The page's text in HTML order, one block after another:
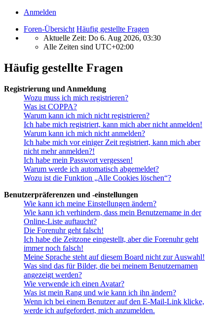
Anmelden
Foren-Übersicht Häufig gestellte Fragen
Aktuelle Zeit: Do 6. Aug 2026, 03:30
Alle Zeiten sind UTC+02:00
Häufig gestellte Fragen
Registrierung und Anmeldung
Wozu muss ich mich registrieren?
Was ist COPPA?
Warum kann ich mich nicht registrieren?
Ich habe mich registriert, kann mich aber nicht anmelden!
Warum kann ich mich nicht anmelden?
Ich habe mich vor einiger Zeit registriert, kann mich aber
nicht mehr anmelden?!
Ich habe mein Passwort vergessen!
Warum werde ich automatisch abgemeldet?
Wozu ist die Funktion „Alle Cookies löschen“?
Benutzerpräferenzen und -einstellungen
Wie kann ich meine Einstellungen ändern?
Wie kann ich verhindern, dass mein Benutzername in der
Online-Liste auftaucht?
Die Forenuhr geht falsch!
Ich habe die Zeitzone eingestellt, aber die Forenuhr geht
immer noch falsch!
Meine Sprache steht auf diesem Board nicht zur Auswahl!
Was sind das für Bilder, die bei meinem Benutzernamen
angezeigt werden?
Wie verwende ich einen Avatar?
Was ist mein Rang und wie kann ich ihn ändern?
Wenn ich bei einem Benutzer auf den E-Mail-Link klicke,
werde ich aufgefordert, mich anzumelden.